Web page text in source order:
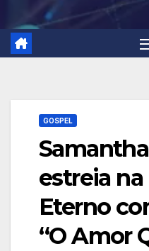
GOSPEL
estreia
Eterno
“O Amor